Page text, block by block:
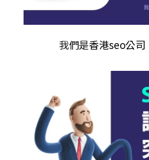
我們是香港seo公司